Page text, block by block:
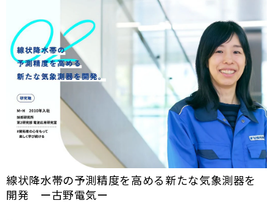
線状降水帯の予測精度を高める新たな気象測器を
開発 ー古野電気ー